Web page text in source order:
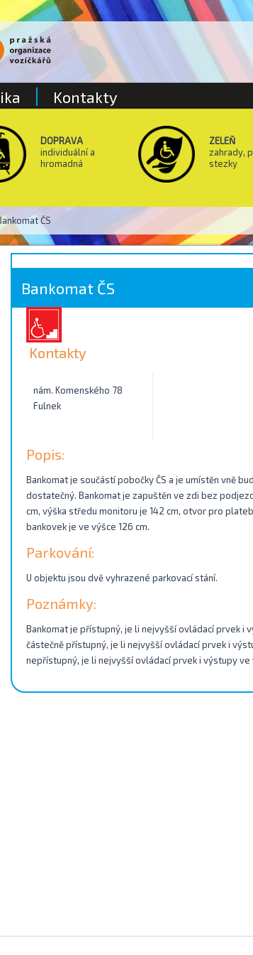
DOPRAVA
individuální a
hromadná
ZELEŇ
zahrady,
stezky
ČS
Kontakty
Bankomat ČS
Kontakty
nám. Komenského 78
Fulnek
Popis:
Bankomat je součástí pobočky ČS a je umístěn vně
dostatečný. Bankomat je zapuštěn ve zdi bez
cm, výška středu monitoru je 142 cm, otvor pro
bankovek je ve výšce 126 cm.
Parkování:
U objektu jsou dvě vyhrazené parkovací stání.
Poznámky:
Bankomat je přístupný, je li nejvyšší ovládací prvek i
částečně přístupný, je li nejvyšší ovládací prvek i
nepřístupný, je li nejvyšší ovládací prvek i výstupy ve